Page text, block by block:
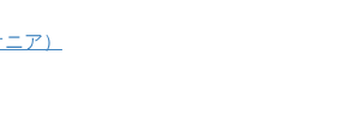
ア）